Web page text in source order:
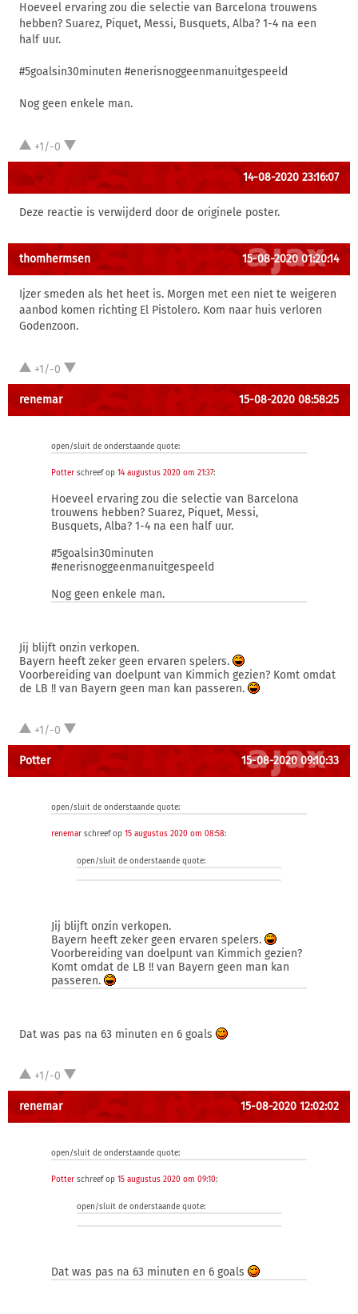
Hoeveel ervaring zou die selectie van Barcelona trouwens
hebben? Suarez, Piquet, Messi, Busquets, Alba? 1-4 na een
half uur.
#5goalsin30minuten #enerisnoggeenmanuitgespeeld
Nog geen enkele man.
+1/-0
14-08-2020 23:16:07
Deze reactie is verwijderd door de originele poster.
thomhermsen 15-08-2020 01:20:14
Ijzer smeden als het heet is. Morgen met een niet te weigeren
aanbod komen richting El Pistolero. Kom naar huis verloren
Godenzoon.
+1/-0
renemar 15-08-2020 08:58:25
open/sluit de onderstaande quote:
Potter schreef op 14 augustus 2020 om 21:37:
Hoeveel ervaring zou die selectie van Barcelona
trouwens hebben? Suarez, Piquet, Messi,
Busquets, Alba? 1-4 na een half uur.
#5goalsin30minuten
#enerisnoggeenmanuitgespeeld
Nog geen enkele man.
Jij blijft onzin verkopen.
Bayern heeft zeker geen ervaren spelers.
Voorbereiding van doelpunt van Kimmich gezien? Komt omdat
de LB !! van Bayern geen man kan passeren.
+1/-0
Potter 15-08-2020 09:10:33
open/sluit de onderstaande quote:
renemar schreef op 15 augustus 2020 om 08:58:
open/sluit de onderstaande quote:
Jij blijft onzin verkopen.
Bayern heeft zeker geen ervaren spelers.
Voorbereiding van doelpunt van Kimmich gezien?
Komt omdat de LB !! van Bayern geen man kan
passeren.
Dat was pas na 63 minuten en 6 goals
+1/-0
renemar 15-08-2020 12:02:02
open/sluit de onderstaande quote:
Potter schreef op 15 augustus 2020 om 09:10:
open/sluit de onderstaande quote:
Dat was pas na 63 minuten en 6 goals